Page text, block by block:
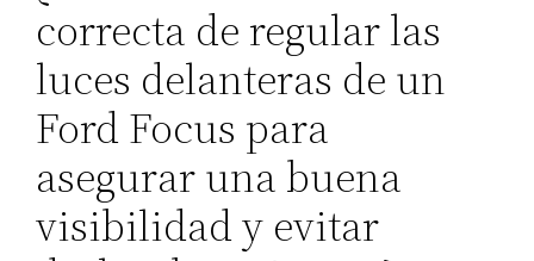
correcta de regular las
luces delanteras de un
Ford Focus para
asegurar una buena
visibilidad y evitar